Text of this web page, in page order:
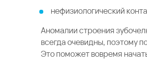
нефизиологический
Аномалии строения
всегда очевидны, поэтому
Это поможет вовремя